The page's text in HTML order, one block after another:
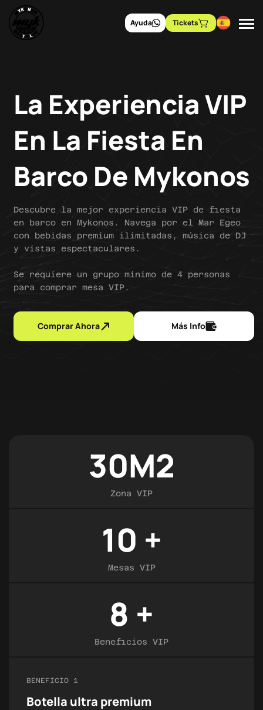
Ayuda Tickets
La Experiencia VIP
En La Fiesta En
Barco De Mykonos
Descubre la mejor experiencia VIP de fiesta
en barco en Mykonos. Navega por el Mar Egeo
con bebidas premium ilimitadas, música de DJ
y vistas espectaculares.
Se requiere un grupo mínimo de 4 personas
para comprar mesa VIP.
Comprar Ahora Más Info
30M2
Zona VIP
10 +
Mesas VIP
8 +
Beneficios VIP
BENEFICIO 1
Botella ultra premium